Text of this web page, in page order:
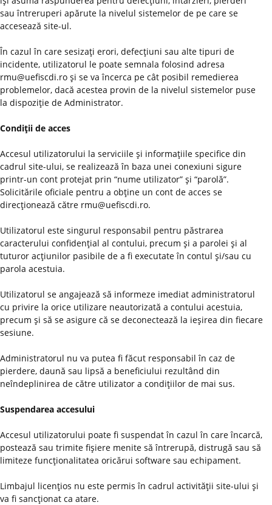
sau întreruperi apărute la nivelul sistemelor de pe care se
accesează site-ul.
În cazul în care sesizaţi erori, defecţiuni sau alte tipuri de
incidente, utilizatorul le poate semnala folosind adresa
rmu@uefiscdi.ro şi se va încerca pe cât posibil remedierea
problemelor, dacă acestea provin de la nivelul sistemelor puse
la dispoziţie de Administrator.
Condiţii de acces
Accesul utilizatorului la serviciile şi informaţiile specifice din
cadrul site-ului, se realizează în baza unei conexiuni sigure
printr-un cont protejat prin “nume utilizator” şi “parolă”.
Solicitările oficiale pentru a obţine un cont de acces se
direcţionează către rmu@uefiscdi.ro.
Utilizatorul este singurul responsabil pentru păstrarea
caracterului confidenţial al contului, precum şi a parolei şi al
tuturor acţiunilor pasibile de a fi executate în contul şi/sau cu
parola acestuia.
Utilizatorul se angajează să informeze imediat administratorul
cu privire la orice utilizare neautorizată a contului acestuia,
precum şi să se asigure că se deconectează la ieşirea din fiecare
sesiune.
Administratorul nu va putea fi făcut responsabil în caz de
pierdere, daună sau lipsă a beneficiului rezultând din
neîndeplinirea de către utilizator a condiţiilor de mai sus.
Suspendarea accesului
Accesul utilizatorului poate fi suspendat în cazul în care încarcă,
postează sau trimite fişiere menite să întrerupă, distrugă sau să
limiteze funcţionalitatea oricărui software sau echipament.
Limbajul licenţios nu este permis în cadrul activităţii site-ului şi
va fi sancţionat ca atare.